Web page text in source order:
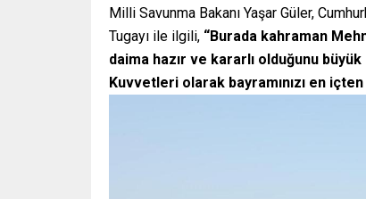
Milli Savunma Bakanı Yaşar Güler,
Tugayı ile ilgili, “Burada kahraman
daima hazır ve kararlı olduğunu
Kuvvetleri olarak bayramınızı en